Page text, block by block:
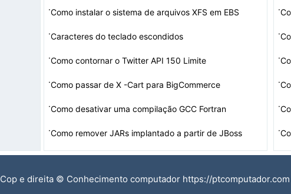
·Como instalar o sistema de arquivos XFS em EBS
·Caracteres do teclado escondidos
·Como contornar o Twitter API 150 Limite
·Como passar de X -Cart para BigCommerce
·Como desativar uma compilação GCC Fortran
·Como remover JARs implantado a partir de JBoss
·
·
·
·
·
·
Cop e direita © Conhecimento computador https://